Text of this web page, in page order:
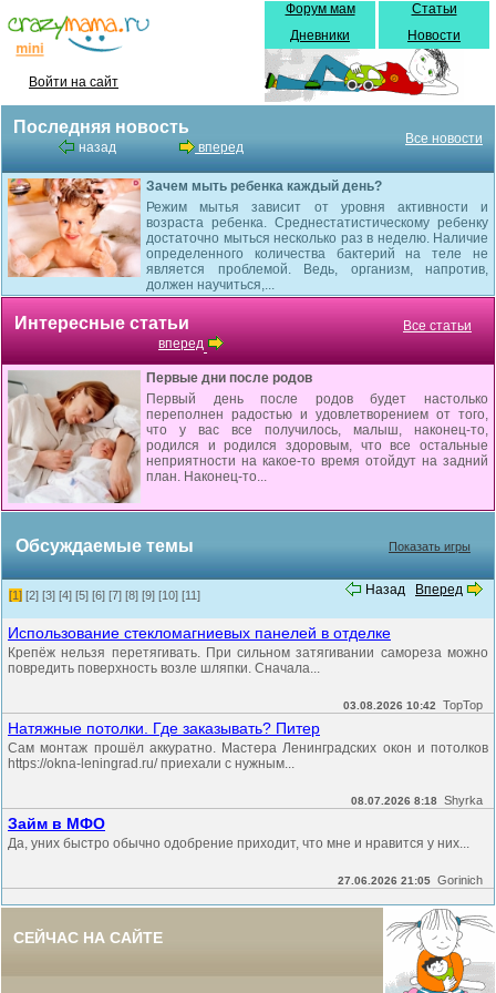
Войти на сайт
Форум мам
Дневники
Статьи
Новости
Последняя новость
назад вперед
Все новости
Зачем мыть ребенка каждый день?
Режим мытья зависит от уровня активности и
возраста ребенка. Среднестатистическому ребенку
достаточно мыться несколько раз в неделю. Наличие
определенного количества бактерий на теле не
является проблемой. Ведь, организм, напротив,
должен научиться,...
Интересные статьи
вперед
Все статьи
Первые дни после родов
Первый день после родов будет настолько
переполнен радостью и удовлетворением от того,
что у вас все получилось, малыш, наконец-то,
родился и родился здоровым, что все остальные
неприятности на какое-то время отойдут на задний
план. Наконец-то...
Обсуждаемые темы Показать игры
Назад Вперед
[1] [2] [3] [4] [5] [6] [7] [8] [9] [10] [11]
Использование стекломагниевых панелей в отделке
Крепёж нельзя перетягивать. При сильном затягивании самореза можно
повредить поверхность возле шляпки. Сначала...
03.08.2026 10:42 TopTop
Натяжные потолки. Где заказывать? Питер
Сам монтаж прошёл аккуратно. Мастера Ленинградских окон и потолков
https://okna-leningrad.ru/ приехали с нужным...
08.07.2026 8:18 Shyrka
Займ в МФО
Да, уних быстро обычно одобрение приходит, что мне и нравится у них...
27.06.2026 21:05 Gorinich
СЕЙЧАС НА САЙТЕ